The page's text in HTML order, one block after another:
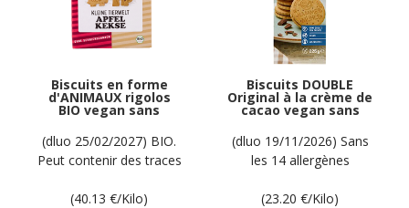
Biscuits en forme
d'ANIMAUX rigolos
BIO vegan sans
gluten sans lait sans
oeufs sans soja sans
arachide Werz : 150
grammes
(dluo 25/02/2027) BIO.
Peut contenir des traces
d'autres traces
(40.13 €/Kilo)
Biscuits DOUBLE
Original à la crème de
cacao vegan sans
allergènes
Hammermülhe : 225
grammes
(dluo 19/11/2026) Sans
les 14 allergènes
(23.20 €/Kilo)